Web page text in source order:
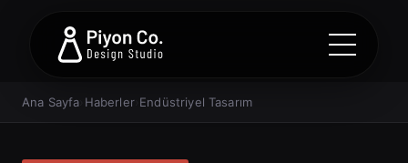
Ana Sayfa Haberler› Endüstriyel Tasarım